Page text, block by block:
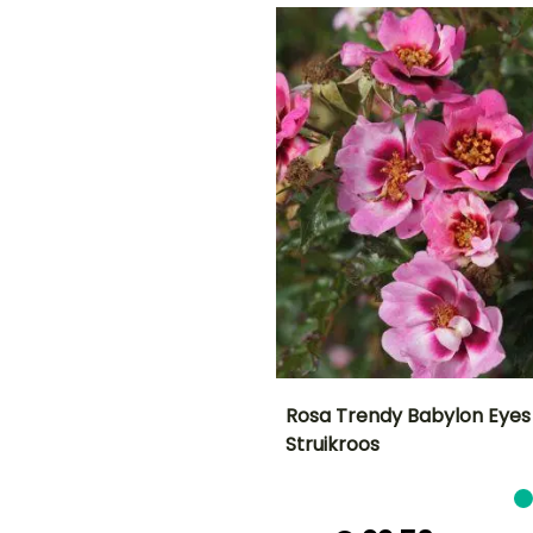
November
Rosa Trendy Babylon
Struikroos